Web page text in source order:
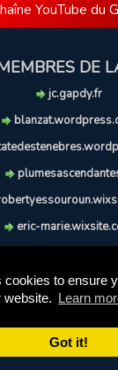
to ensure
website. Learn
Got it!
YouTube du
DE
jc.gapdy.fr
eric-
et maintenu